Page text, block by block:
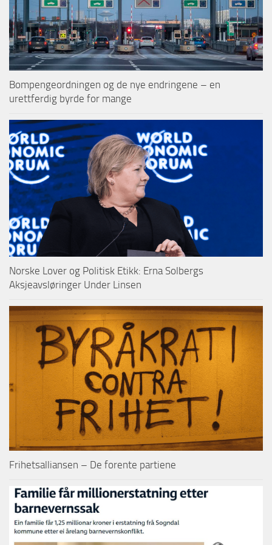
Bompengeordningen og de nye endringene – en
urettferdig byrde for mange
Norske Lover og Politisk Etikk: Erna Solbergs
Aksjeavsløringer Under Linsen
Frihetsalliansen – De forente partiene